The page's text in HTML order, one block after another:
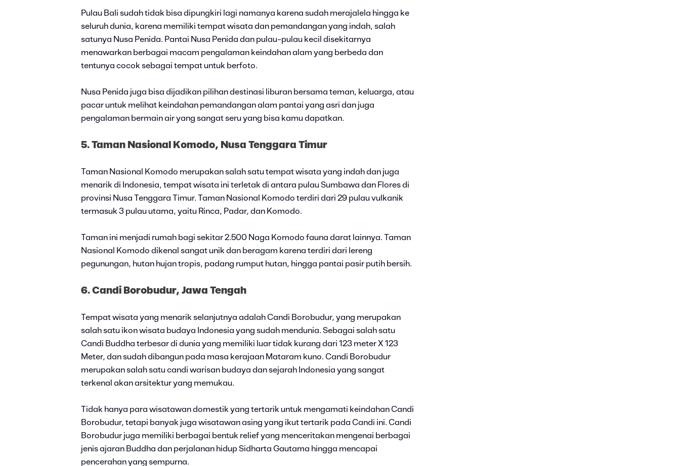
Pulau Bali sudah tidak bisa dipungkiri lagi namanya karena sudah merajalela hingga ke
seluruh dunia, karena memiliki tempat wisata dan pemandangan yang indah, salah
satunya Nusa Penida. Pantai Nusa Penida dan pulau-pulau kecil disekitarnya
menawarkan berbagai macam pengalaman keindahan alam yang berbeda dan
tentunya cocok sebagai tempat untuk berfoto.
Nusa Penida juga bisa dijadikan pilihan destinasi liburan bersama teman, keluarga, atau
pacar untuk melihat keindahan pemandangan alam pantai yang asri dan juga
pengalaman bermain air yang sangat seru yang bisa kamu dapatkan.
5. Taman Nasional Komodo, Nusa Tenggara Timur
Taman Nasional Komodo merupakan salah satu tempat wisata yang indah dan juga
menarik di Indonesia, tempat wisata ini terletak di antara pulau Sumbawa dan Flores di
provinsi Nusa Tenggara Timur. Taman Nasional Komodo terdiri dari 29 pulau vulkanik
termasuk 3 pulau utama, yaitu Rinca, Padar, dan Komodo.
Taman ini menjadi rumah bagi sekitar 2.500 Naga Komodo fauna darat lainnya. Taman
Nasional Komodo dikenal sangat unik dan beragam karena terdiri dari lereng
pegunungan, hutan hujan tropis, padang rumput hutan, hingga pantai pasir putih bersih.
6. Candi Borobudur, Jawa Tengah
Tempat wisata yang menarik selanjutnya adalah Candi Borobudur, yang merupakan
salah satu ikon wisata budaya Indonesia yang sudah mendunia. Sebagai salah satu
Candi Buddha terbesar di dunia yang memiliki luar tidak kurang dari 123 meter X 123
Meter, dan sudah dibangun pada masa kerajaan Mataram kuno. Candi Borobudur
merupakan salah satu candi warisan budaya dan sejarah Indonesia yang sangat
terkenal akan arsitektur yang memukau.
Tidak hanya para wisatawan domestik yang tertarik untuk mengamati keindahan Candi
Borobudur, tetapi banyak juga wisatawan asing yang ikut tertarik pada Candi ini. Candi
Borobudur juga memiliki berbagai bentuk relief yang menceritakan mengenai berbagai
jenis ajaran Buddha dan perjalanan hidup Sidharta Gautama hingga mencapai
pencerahan yang sempurna.